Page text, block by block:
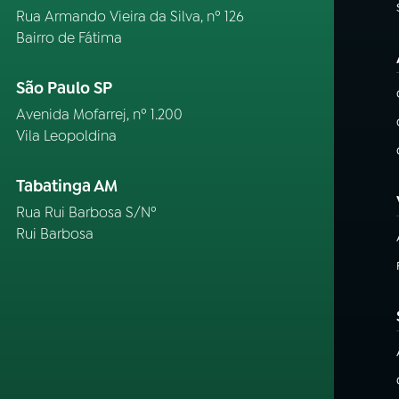
Rua Armando Vieira da Silva, nº 126
Bairro de Fátima
São Paulo SP
Avenida Mofarrej, nº 1.200
Vila Leopoldina
Tabatinga AM
Rua Rui Barbosa S/Nº
Rui Barbosa